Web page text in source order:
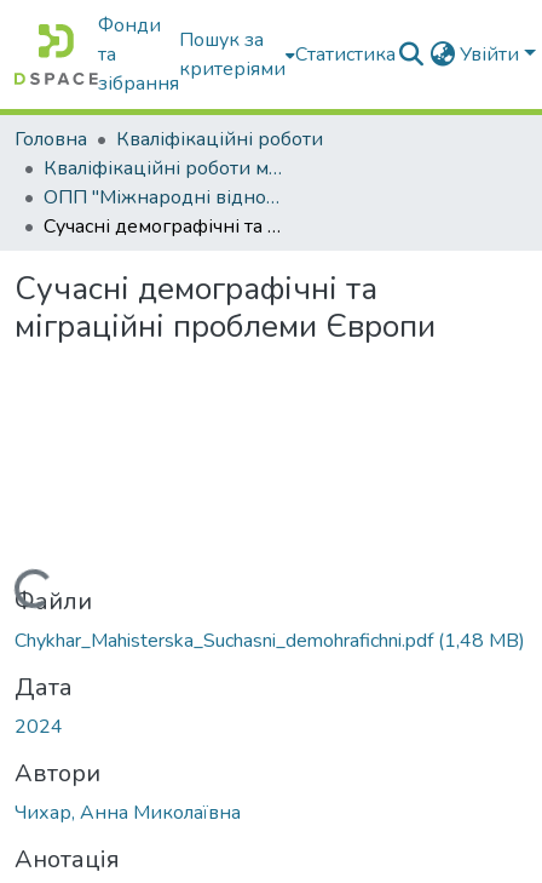
Фонди
та
зібрання
Пошук за
критеріями
Статистика Увійти
Головна
Кваліфікаційні роботи
Кваліфікаційні роботи магістрів
ОПП "Міжнародні відносини, суспільні комунікації та регіональні студії"
Сучасні демографічні та міграційні проблеми Європи
Сучасні демографічні та
міграційні проблеми Європи
Вантажиться...
Файли
Chykhar_Mahisterska_Suchasni_demohrafichni.pdf(1,48 MB)
Дата
2024
Автори
Чихар, Анна Миколаївна
Анотація